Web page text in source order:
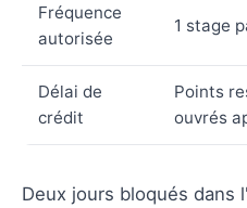
Fréquence
autorisée
1 stage
Délai de
crédit
Points
ouvrés
Deux jours bloqués dans